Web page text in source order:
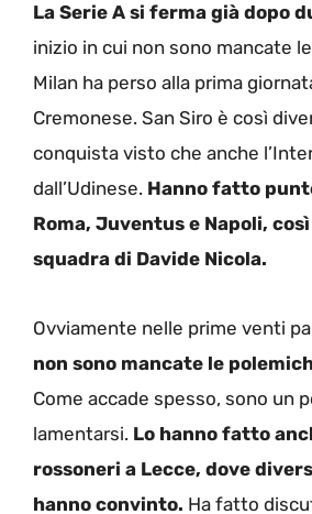
La Serie A si ferma già dopo
inizio in cui non sono mancate
Milan ha perso alla prima
Cremonese. San Siro è così
conquista visto che anche
dall’Udinese. Hanno fatto
Roma, Juventus e Napoli,
squadra di Davide Nicola.
Ovviamente nelle prime venti
non sono mancate le
Come accade spesso, sono un
lamentarsi. Lo hanno fatto
rossoneri a Lecce, dove
hanno convinto. Ha fatto